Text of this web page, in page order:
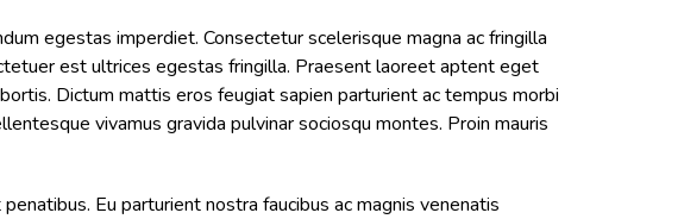
egestas imperdiet. Consectetur scelerisque magna ac fringilla
est ultrices egestas fringilla. Praesent laoreet aptent eget
Dictum mattis eros feugiat sapien parturient ac tempus morbi
vivamus gravida pulvinar sociosqu montes. Proin mauris
Eu parturient nostra faucibus ac magnis venenatis